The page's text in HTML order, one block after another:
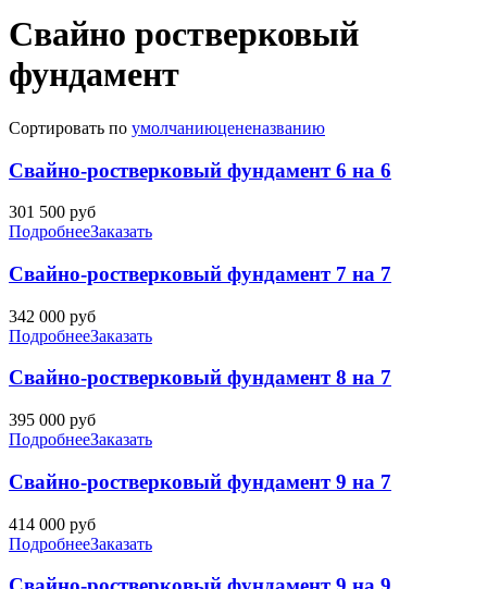
Свайно ростверковый
фундамент
Сортировать по умолчаниюцененазванию
Свайно-ростверковый фундамент 6 на 6
301 500 руб
ПодробнееЗаказать
Свайно-ростверковый фундамент 7 на 7
342 000 руб
ПодробнееЗаказать
Свайно-ростверковый фундамент 8 на 7
395 000 руб
ПодробнееЗаказать
Свайно-ростверковый фундамент 9 на 7
414 000 руб
ПодробнееЗаказать